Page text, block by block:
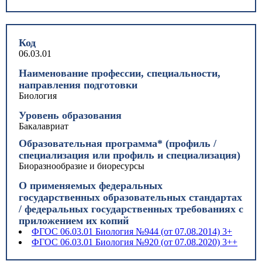
Код
06.03.01
Наименование профессии, специальности,
направления подготовки
Биология
Уровень образования
Бакалавриат
Образовательная программа* (профиль /
специализация или профиль и специализация)
Биоразнообразие и биоресурсы
О применяемых федеральных
государственных образовательных стандартах
/ федеральных государственных требованиях с
приложением их копий
ФГОС 06.03.01 Биология №944 (от 07.08.2014) 3+
ФГОС 06.03.01 Биология №920 (от 07.08.2020) 3++